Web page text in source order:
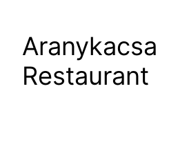
Aranykacsa
Restaurant